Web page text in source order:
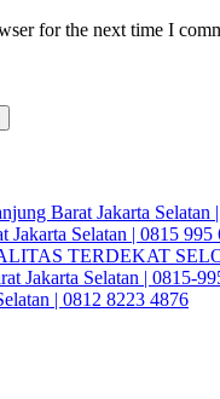
for the next time I
Barat Jakarta Selatan
Jakarta Selatan | 0815 995
TERDEKAT
Jakarta Selatan | 0815-
| 0812 8223 4876